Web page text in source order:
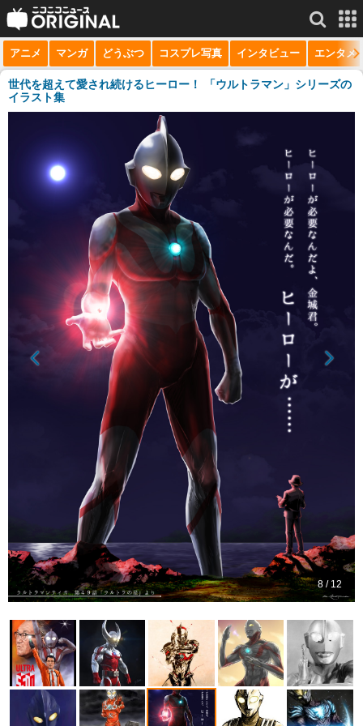
サービス一覧 もっと見る
niconico
生放送
ニュース
ニコニコQ
アニメ マンガ どうぶつ コスプレ写真 インタビュー エンタメ
世代を超えて愛され続けるヒーロー！ 「ウルトラマン」シリーズの
イラスト集
8 / 12